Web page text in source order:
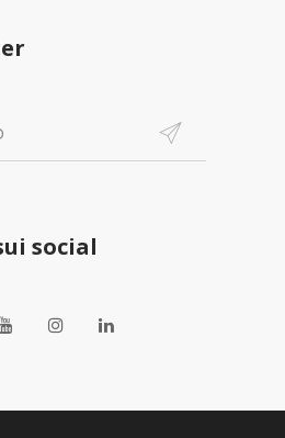
social